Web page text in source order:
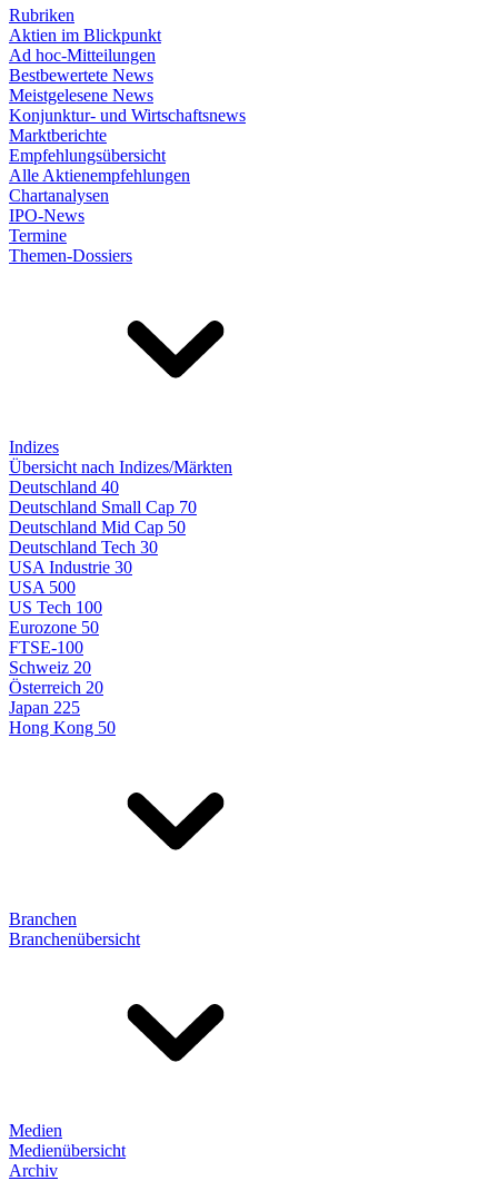
Rubriken
Aktien im Blickpunkt
Ad hoc-Mitteilungen
Bestbewertete News
Meistgelesene News
Konjunktur- und Wirtschaftsnews
Marktberichte
Empfehlungsübersicht
Alle Aktienempfehlungen
Chartanalysen
IPO-News
Termine
Themen-Dossiers
Indizes
Übersicht nach Indizes/Märkten
Deutschland 40
Deutschland Small Cap 70
Deutschland Mid Cap 50
Deutschland Tech 30
USA Industrie 30
USA 500
US Tech 100
Eurozone 50
FTSE-100
Schweiz 20
Österreich 20
Japan 225
Hong Kong 50
Branchen
Branchenübersicht
Medien
Medienübersicht
Archiv